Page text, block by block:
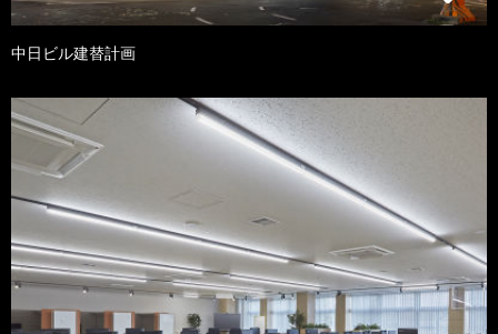
中日ビル建替計画